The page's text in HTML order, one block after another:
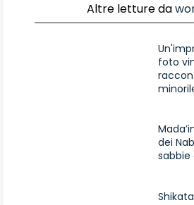
Altre letture da
foto
dei
sabbie